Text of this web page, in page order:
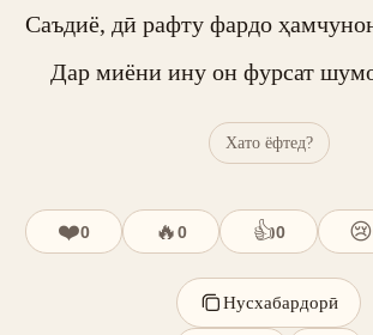
Саъдиё, дӣ рафту фардо
Дар миёни ину он фурсат
Хато ёфтед?
❤️0 🔥0 👍0 😢
Нусхабардорӣ